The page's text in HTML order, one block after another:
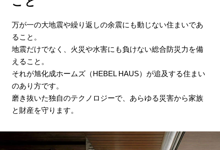
万が一の大地震や繰り返しの余震にも動じない住まいであ
ること。
地震だけでなく、火災や水害にも負けない総合防災力を備
えること。
それが旭化成ホームズ（HEBEL HAUS）が追及する住まい
のあり方です。
磨き抜いた独自のテクノロジーで、あらゆる災害から家族
と財産を守ります。